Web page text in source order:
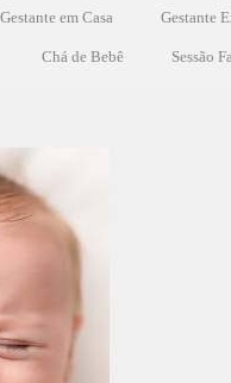
Gestante em Casa Gestante
Chá de Bebê Sessão